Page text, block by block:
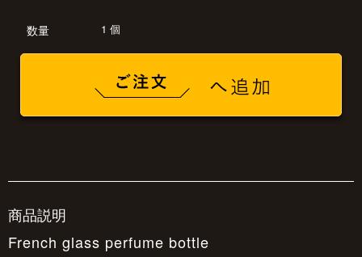
数量 1 個
商品説明
French glass perfume bottle